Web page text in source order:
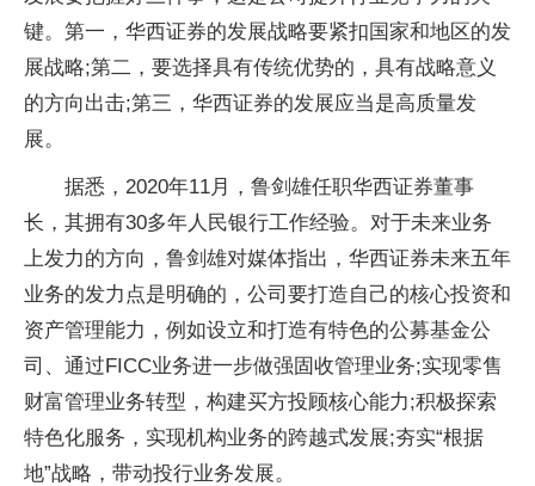
键。第一，华西证券的发展战略要紧扣国家和地区的发
展战略;第二，要选择具有传统优势的，具有战略意义
的方向出击;第三，华西证券的发展应当是高质量发
展。
据悉，2020年11月，鲁剑雄任职华西证券董事
长，其拥有30多年人民银行工作经验。对于未来业务
上发力的方向，鲁剑雄对媒体指出，华西证券未来五年
业务的发力点是明确的，公司要打造自己的核心投资和
资产管理能力，例如设立和打造有特色的公募基金公
司、通过FICC业务进一步做强固收管理业务;实现零售
财富管理业务转型，构建买方投顾核心能力;积极探索
特色化服务，实现机构业务的跨越式发展;夯实“根据
地”战略，带动投行业务发展。